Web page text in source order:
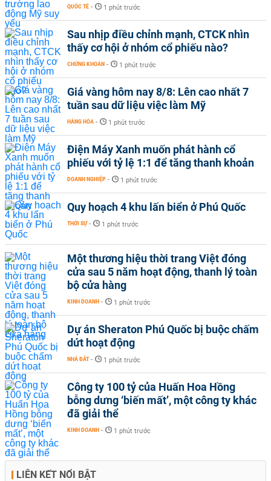
QUỐC TẾ - 1 phút trước
Sau nhịp điều chỉnh mạnh, CTCK nhìn
thấy cơ hội ở nhóm cổ phiếu nào?
CHỨNG KHOÁN - 1 phút trước
Giá vàng hôm nay 8/8: Lên cao nhất 7
tuần sau dữ liệu việc làm Mỹ
HÀNG HÓA - 1 phút trước
Điện Máy Xanh muốn phát hành cổ
phiếu với tỷ lệ 1:1 để tăng thanh khoản
DOANH NGHIỆP - 1 phút trước
Quy hoạch 4 khu lấn biển ở Phú Quốc
THỜI SỰ - 1 phút trước
Một thương hiệu thời trang Việt đóng
cửa sau 5 năm hoạt động, thanh lý toàn
bộ cửa hàng
KINH DOANH - 1 phút trước
Dự án Sheraton Phú Quốc bị buộc chấm
dứt hoạt động
NHÀ ĐẤT - 1 phút trước
Công ty 100 tỷ của Huấn Hoa Hồng
bỗng dưng ‘biến mất’, một công ty khác
đã giải thể
KINH DOANH - 1 phút trước
LIÊN KẾT NỔI BẬT